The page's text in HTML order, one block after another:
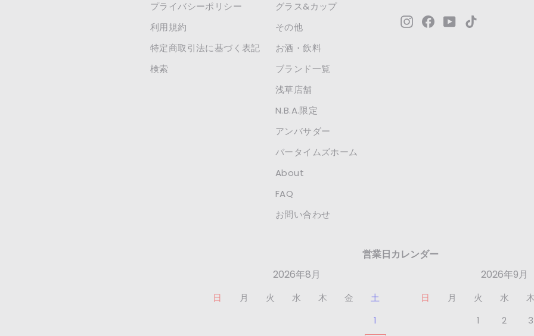
プライバシーポリシー
利用規約
特定商取引法に基づく表記
検索
グラス&カップ
その他
お酒・飲料
ブランド一覧
浅草店舗
N.B.A.限定
アンバサダー
バータイムズホーム
About
FAQ
お問い合わせ
InstagramFacebookYouTube
営業日カレンダー
2026年8月
日 月 火 水 木 金
土
1
2026年9月
日 月 火 水
1
2
3